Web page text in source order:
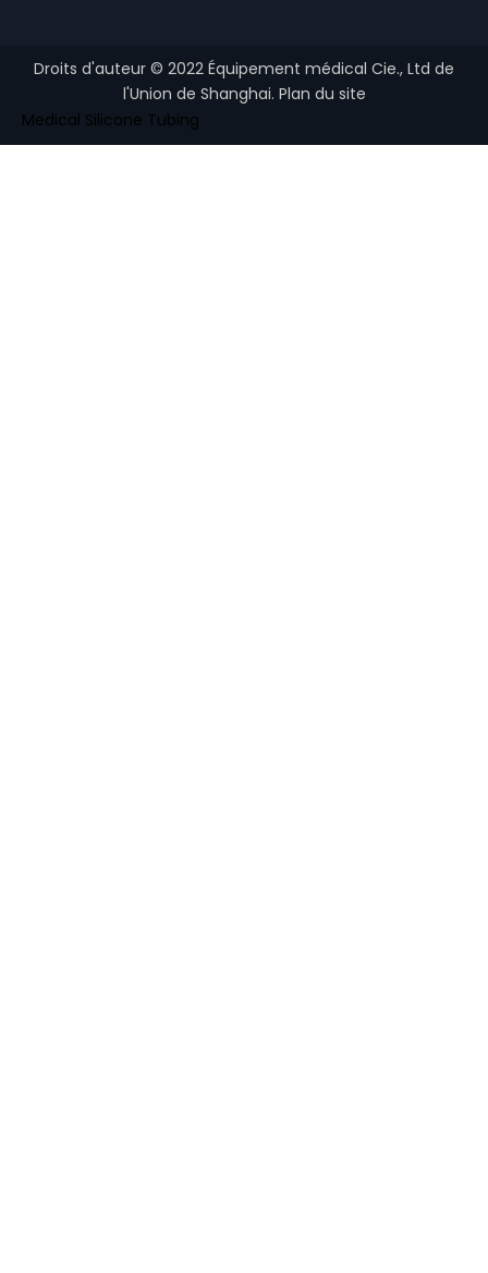
Droits d'auteur © 2022 Équipement médical Cie., Ltd de
l'Union de Shanghai. Plan du site
Medical Silicone Tubing